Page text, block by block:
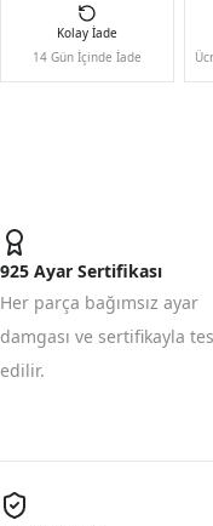
Kolay İade
14 Gün İçinde İade
925 Ayar Sertifikası
Her parça bağımsız ayar
damgası ve sertifikayla
edilir.